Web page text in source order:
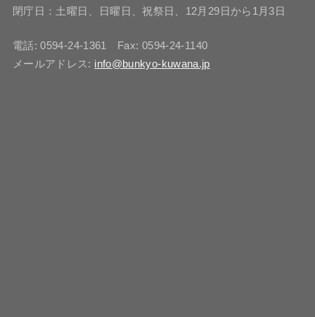
閉庁日：土曜日、日曜日、祝祭日、12月29日から1月3日
電話: 0594-24-1361 Fax: 0594-24-1140
メールアドレス: info@bunkyo-kuwana.jp